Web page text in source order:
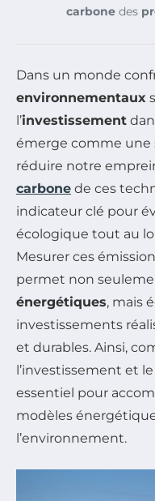
carbone des
Dans un monde
environnementaux
l’investissement
émerge comme une
réduire notre
carbone de ces
indicateur clé pour
écologique tout au
Mesurer ces
permet non
énergétiques, mais
investissements
et durables. Ainsi,
l’investissement et
essentiel pour
modèles
l’environnement.